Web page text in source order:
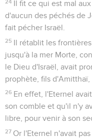
24 Il fit ce qui est mal
d'aucun des péchés de
fait pécher Israël.
25 Il rétablit les
jusqu'à la mer Morte,
le Dieu d'Israël, avait
prophète, fils d'Amitthaï,
26 En effet, l'Eternel
son comble et qu'il n'y
libre, pour venir à son
27 Or l'Eternel n'avait